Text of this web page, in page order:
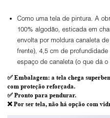
Como uma tela de pintura. A
100% algodão, esticada em
envolta por moldura canaleta
frente), 4,5 cm de
espaço de canaleta (o que dá o
✅ Embalagem: a tela chega
com proteção reforçada.
✅ Pronto para pendurar.
❌ Por ser tela, não há opção com